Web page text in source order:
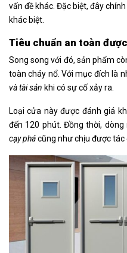
vấn đề khác. Đặc biệt, đây
khác biệt.
Tiêu chuẩn an toàn
Song song với đó, sản phẩm
toàn cháy nổ. Với mục đích là
và tài sản khi có sự cố xảy ra.
Loại cửa này được đánh giá
đến 120 phút. Đồng thời,
cạy phácũng như chịu được tác